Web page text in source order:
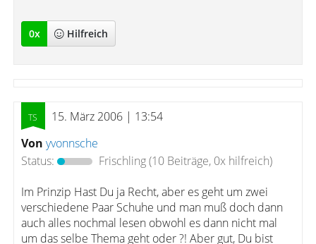
0x Hilfreich
15. März 2006 | 13:54
Von yvonnsche
Status:
Frischling(10 Beiträge, 0x hilfreich)
Im Prinzip Hast Du ja Recht, aber es geht um zwei
verschiedene Paar Schuhe und man muß doch dann
auch alles nochmal lesen obwohl es dann nicht mal
um das selbe Thema geht oder ?! Aber gut, Du bist